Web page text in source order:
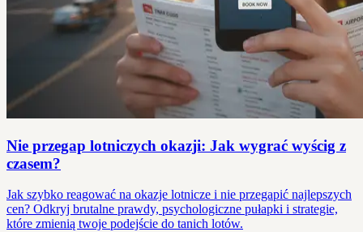
Nie przegap lotniczych okazji: Jak wygrać wyścig z
czasem?
Jak szybko reagować na okazje lotnicze i nie przegapić najlepszych
cen? Odkryj brutalne prawdy, psychologiczne pułapki i strategie,
które zmienią twoje podejście do tanich lotów.